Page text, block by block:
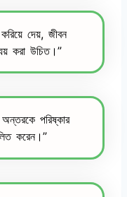
দেয়, জীবন
করা উচিত।”
পরিষ্কার
করেন।”